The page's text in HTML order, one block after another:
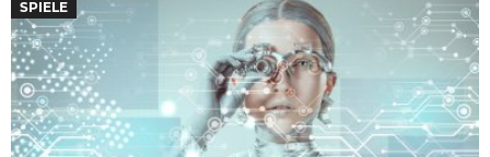
SPIELE